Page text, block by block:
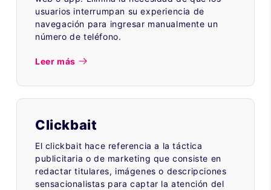
usuarios interrumpan su experiencia de
navegación para ingresar manualmente un
número de teléfono.
Leer más
Clickbait
El clickbait hace referencia a la táctica
publicitaria o de marketing que consiste en
redactar titulares, imágenes o descripciones
sensacionalistas para captar la atención del